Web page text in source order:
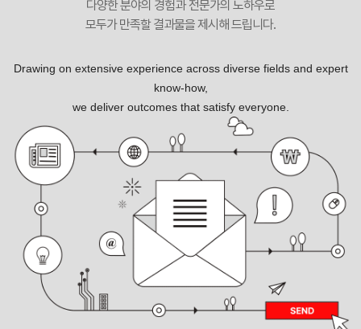
사람과 자연이 공존하는 지속가능한 길을 개척합니다. 포트폴리오
다양한 분야의 경험과 전문가의 노하우로
모두가 만족할 결과물을 제시해 드립니다.
Drawing on extensive experience across diverse fields and expert
know-how,
we deliver outcomes that satisfy everyone.